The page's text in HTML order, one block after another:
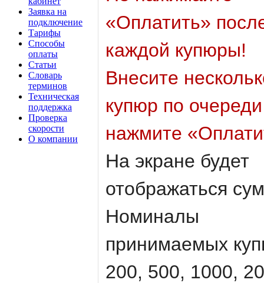
Заявка на
подключение
Тарифы
Способы
оплаты
Статьи
Словарь
терминов
Техническая
поддержка
Проверка
скорости
О компании
«Оплатить»
каждой купюры!
Внесите
купюр по
нажмите
На экране будет
отображаться
Номиналы
принимаемых
200, 500, 1000,